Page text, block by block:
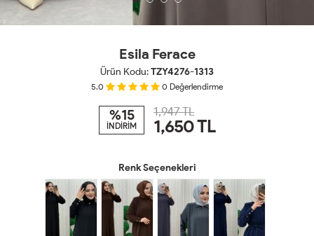
Esila Ferace
Ürün Kodu:TZY4276-1313
5.0 0 Değerlendirme
%15
İNDİRİM
1,947 TL
1,650TL
Renk Seçenekleri